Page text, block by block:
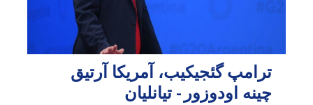
ترامپ گئجیکیب، آمریکا آرتیق
چینه اودوزور - تیانلیان